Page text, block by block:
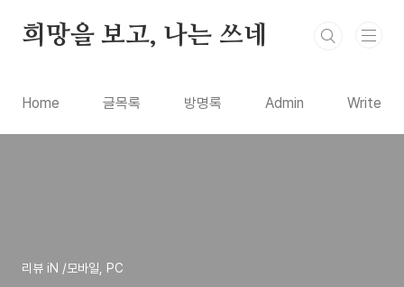
희망을 보고, 나는 쓰네
Home 글목록 방명록 Admin Write
리뷰 iN /모바일, PC